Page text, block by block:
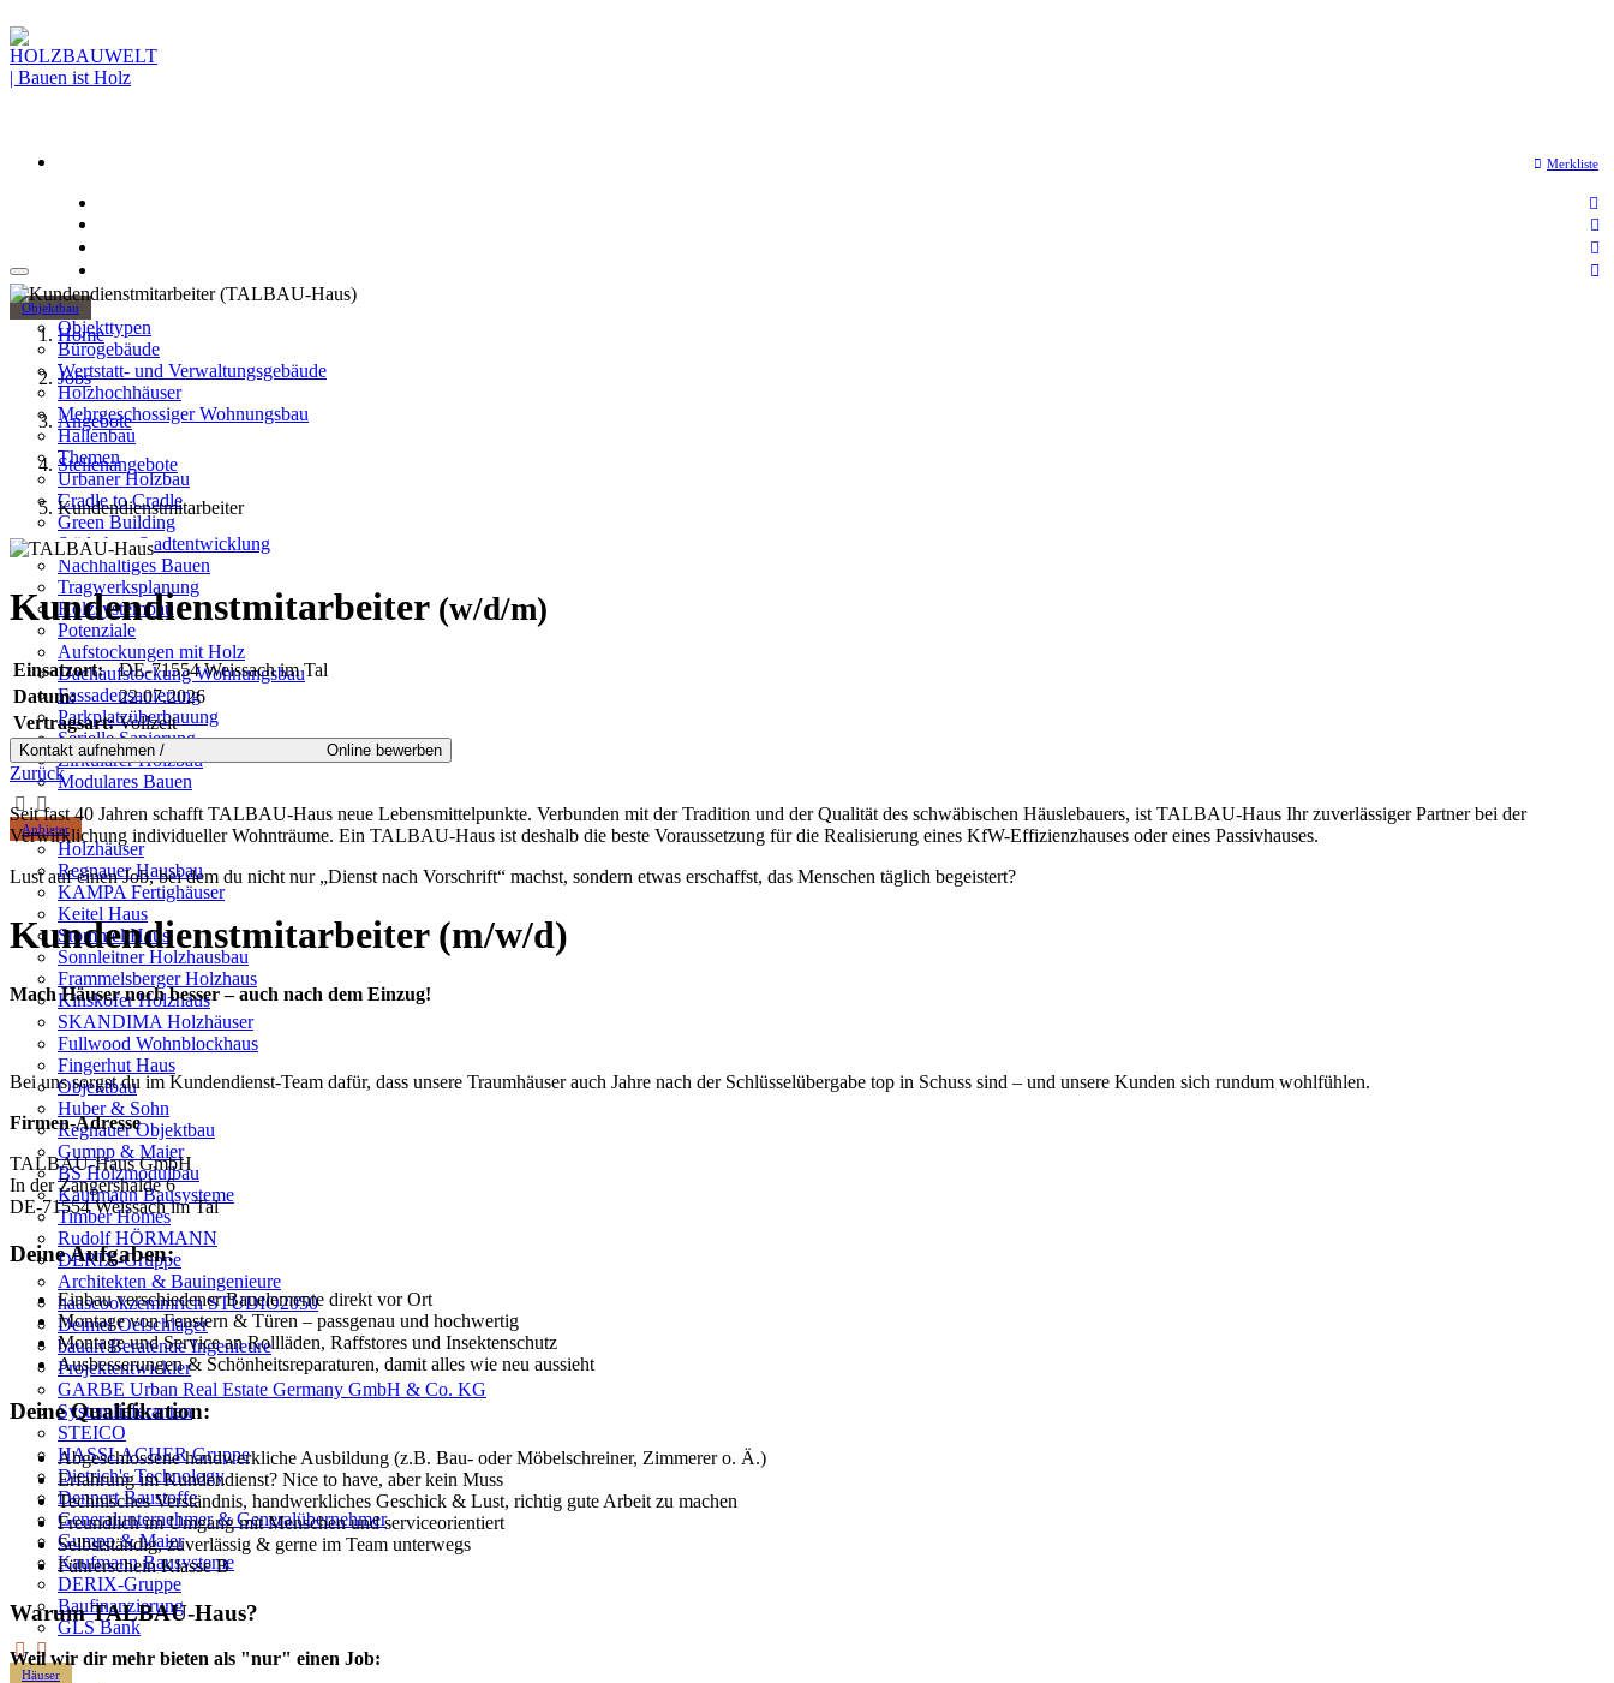
Merkliste
Objektbau
Objekttypen
Bürogebäude
Wertstatt- und Verwaltungsgebäude
Holzhochhäuser
Mehrgeschossiger Wohnungsbau
Hallenbau
Themen
Urbaner Holzbau
Cradle to Cradle
Green Building
Städtebau-Stadtentwicklung
Nachhaltiges Bauen
Tragwerksplanung
Holzsystembau
Potenziale
Aufstockungen mit Holz
Dachaufstockung Wohnungsbau
Fassadensanierung
Parkplatzüberbauung
Serielle Sanierung
Zirkulärer Holzbau
Modulares Bauen
Anbieter
Holzhäuser
Regnauer Hausbau
KAMPA Fertighäuser
Keitel Haus
Stommel Haus
Sonnleitner Holzhausbau
Frammelsberger Holzhaus
Kinskofer Holzhaus
SKANDIMA Holzhäuser
Fullwood Wohnblockhaus
Fingerhut Haus
Objektbau
Huber & Sohn
Regnauer Objektbau
Gumpp & Maier
BS Holzmodulbau
Kaufmann Bausysteme
Timber Homes
Rudolf HÖRMANN
DERIX-Gruppe
Architekten & Bauingenieure
haascookzemmrich STUDIO2050
Deimel Oelschläger
bauart Beratende Ingenieure
Projektentwickler
GARBE Urban Real Estate Germany GmbH & Co. KG
Systemlieferanten
STEICO
HASSLACHER Gruppe
Dietrich's Technology
Dennert Baustoffe
Generalunternehmer & Generalübernehmer
Gumpp & Maier
Kaufmann Bausysteme
DERIX-Gruppe
Baufinanzierung
GLS Bank
Häuser
Home
Jobs
Angebote
Stellenangebote
Kundendienstmitarbeiter
Kundendienstmitarbeiter (w/d/m)
Einsatzort:
DE-71554 Weissach im Tal
Datum:
22.07.2026
Vertragsart: Vollzeit
Zurück
Seit fast 40 Jahren schafft TALBAU-Haus neue Lebensmittelpunkte. Verbunden mit der Tradition und der Qualität des schwäbischen Häuslebauers, ist TALBAU-Haus Ihr zuverlässiger Partner bei der
Verwirklichung individueller Wohnträume. Ein TALBAU-Haus ist deshalb die beste Voraussetzung für die Realisierung eines KfW-Effizienzhauses oder eines Passivhauses.
Lust auf einen Job, bei dem du nicht nur „Dienst nach Vorschrift“ machst, sondern etwas erschaffst, das Menschen täglich begeistert?
Kundendienstmitarbeiter (m/w/d)
Mach Häuser noch besser – auch nach dem Einzug!
Bei uns sorgst du im Kundendienst-Team dafür, dass unsere Traumhäuser auch Jahre nach der Schlüsselübergabe top in Schuss sind – und unsere Kunden sich rundum wohlfühlen.
Firmen-Adresse
TALBAU-Haus GmbH
In der Zangershalde 6
DE-71554 Weissach im Tal
Deine Aufgaben:
Einbau verschiedener Bauelemente direkt vor Ort
Montage von Fenstern & Türen – passgenau und hochwertig
Montage und Service an Rollläden, Raffstores und Insektenschutz
Ausbesserungen & Schönheitsreparaturen, damit alles wie neu aussieht
Deine Qualifikation:
Abgeschlossene handwerkliche Ausbildung (z.B. Bau- oder Möbelschreiner, Zimmerer o. Ä.)
Erfahrung im Kundendienst? Nice to have, aber kein Muss
Technisches Verständnis, handwerkliches Geschick & Lust, richtig gute Arbeit zu machen
Freundlich im Umgang mit Menschen und serviceorientiert
Selbstständig, zuverlässig & gerne im Team unterwegs
Führerschein Klasse B
Warum TALBAU-Haus?
Weil wir dir mehr bieten als "nur" einen Job: